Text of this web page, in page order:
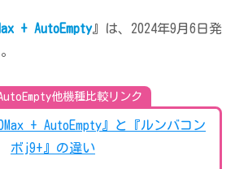
+ AutoEmpty』は、2024年9月6日発
他機種比較リンク
+ AutoEmpty』と『ルンバコン
ボj9+』の違い